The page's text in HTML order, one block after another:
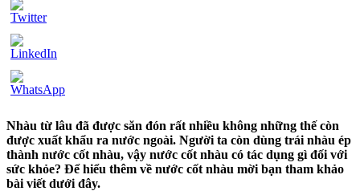
Nhàu từ lâu đã được săn đón rất nhiều không những thế còn
được xuất khẩu ra nước ngoài. Người ta còn dùng trái nhàu ép
thành nước cốt nhàu, vậy nước cốt nhàu có tác dụng gì đối với
sức khỏe? Để hiểu thêm về nước cốt nhàu mời bạn tham khảo
bài viết dưới đây.